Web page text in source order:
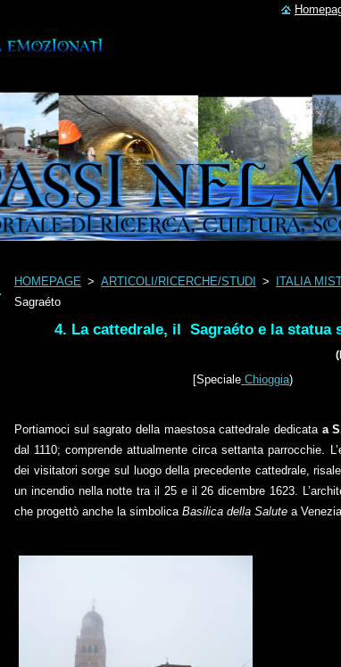
HOMEPAGE > ARTICOLI/RICERCHE/STUDI > ITALIA
Sagraéto
4. La cattedrale, il Sagraéto e la statua
[Speciale Chioggia)
Portiamoci sul sagrato della maestosa cattedrale dedicata a
dal 1110; comprende attualmente circa settanta parrocchie.
dei visitatori sorge sul luogo della precedente cattedrale,
un incendio nella notte tra il 25 e il 26 dicembre 1623.
che progettò anche la simbolica Basilica della Salute a